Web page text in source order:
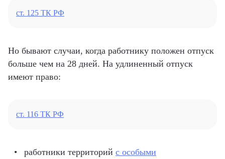
ст. 125 ТК РФ
Но бывают случаи, когда работнику положен отпуск
больше чем на 28 дней. На удлиненный отпуск
имеют право:
ст. 116 ТК РФ
работники территорий с особыми